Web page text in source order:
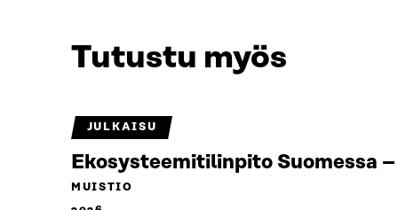
Tutustu myös
JULKAISU
Ekosysteemitilinpito Suomessa
MUISTIO